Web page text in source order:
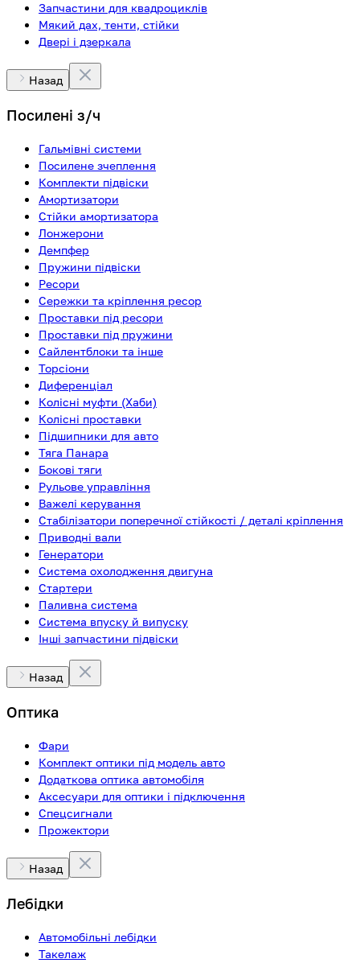
Запчастини для квадроциклів
Мякий дах, тенти, стійки
Двері і дзеркала
Назад
Посилені з/ч
Гальмівні системи
Посилене зчеплення
Комплекти підвіски
Амортизатори
Стійки амортизатора
Лонжерони
Демпфер
Пружини підвіски
Ресори
Сережки та кріплення ресор
Проставки під ресори
Проставки під пружини
Сайлентблоки та інше
Торсіони
Диференціал
Колісні муфти (Хаби)
Колісні проставки
Підшипники для авто
Тяга Панара
Бокові тяги
Рульове управління
Важелі керування
Стабілізатори поперечної стійкості / деталі кріплення
Приводні вали
Генератори
Система охолодження двигуна
Стартери
Паливна система
Система впуску й випуску
Інші запчастини підвіски
Назад
Оптика
Фари
Комплект оптики під модель авто
Додаткова оптика автомобіля
Аксесуари для оптики і підключення
Спецсигнали
Прожектори
Назад
Лебідки
Автомобільні лебідки
Такелаж